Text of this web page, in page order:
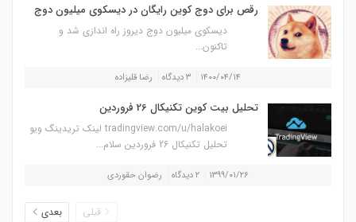
رقص برای دوج کوین رایگان در دیسکوی میلیون دوج
دیسکوی میلیون دوج دیروز راه اندازی شد و
تاکنون...
۱۴۰۰/۰۴/۱۴ ۳ دیدگاه رضا قلیزاده
تحلیل بیت کوین تکنیکال 26 فروردین
tradingview.com/u/halakoei لینک تریدینگ ویو
تحلیل تکنیکال 26 فروردین سلام...
۱۳۹۹/۰۱/۲۶ ۲ دیدگاه رضوان حقوردی
قبلی بعدی